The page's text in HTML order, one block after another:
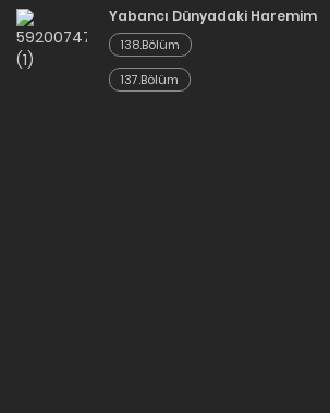
Yabancı Dünyadaki Haremim
138.Bölüm
137.Bölüm